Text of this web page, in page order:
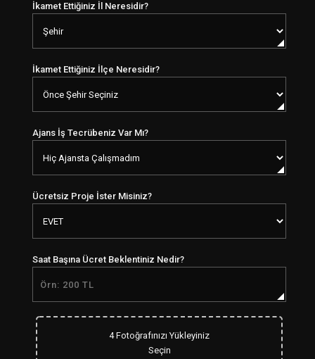
İkamet Ettiğiniz İl Neresidir?
İkamet Ettiğiniz İlçe Neresidir?
Ajans İş Tecrübeniz Var Mı?
Ücretsiz Proje İster Misiniz?
Saat Başına Ücret Beklentiniz Nedir?
4 Fotoğrafınızı Yükleyiniz
Seçin